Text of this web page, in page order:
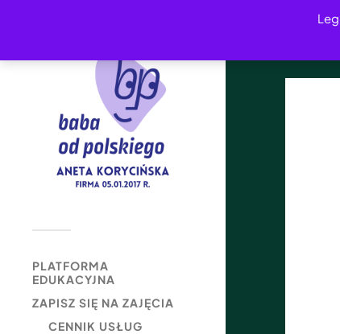
PLATFORMA
EDUKACYJNA
ZAPISZ SIĘ NA ZAJĘCIA
CENNIK USŁUG